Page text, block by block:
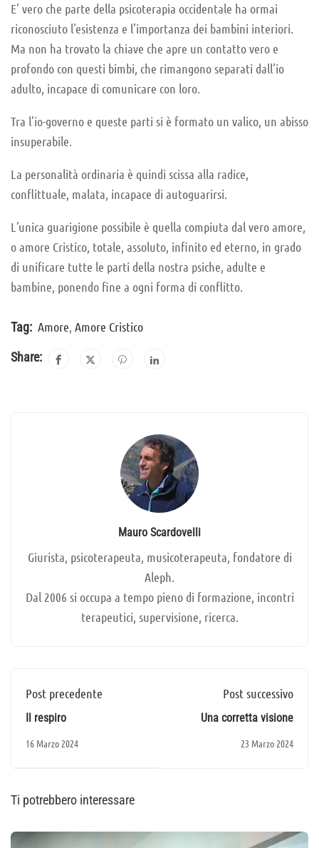
E’ vero che parte della psicoterapia occidentale ha ormai
riconosciuto l’esistenza e l’importanza dei bambini interiori.
Ma non ha trovato la chiave che apre un contatto vero e
profondo con questi bimbi, che rimangono separati dall’io
adulto, incapace di comunicare con loro.
Tra l’io-governo e queste parti si è formato un valico, un abisso
insuperabile.
La personalità ordinaria è quindi scissa alla radice,
conflittuale, malata, incapace di autoguarirsi.
L’unica guarigione possibile è quella compiuta dal vero amore,
o amore Cristico, totale, assoluto, infinito ed eterno, in grado
di unificare tutte le parti della nostra psiche, adulte e
bambine, ponendo fine a ogni forma di conflitto.
Tag: Amore, Amore Cristico
Share:
Mauro Scardovelli
Giurista, psicoterapeuta, musicoterapeuta, fondatore di
Aleph.
Dal 2006 si occupa a tempo pieno di formazione, incontri
terapeutici, supervisione, ricerca.
Post precedente
Il respiro
16 Marzo 2024
Post successivo
Una corretta visione
23 Marzo 2024
Ti potrebbero interessare